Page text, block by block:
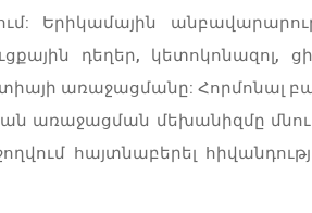
Երիկամային
դեղեր, կետոկոնազոլ,
առաջացմանը: Հորմոնալ
առաջացման մեխանիզմը
հայտնաբերել